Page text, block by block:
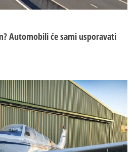
Automobili će sami usporavati